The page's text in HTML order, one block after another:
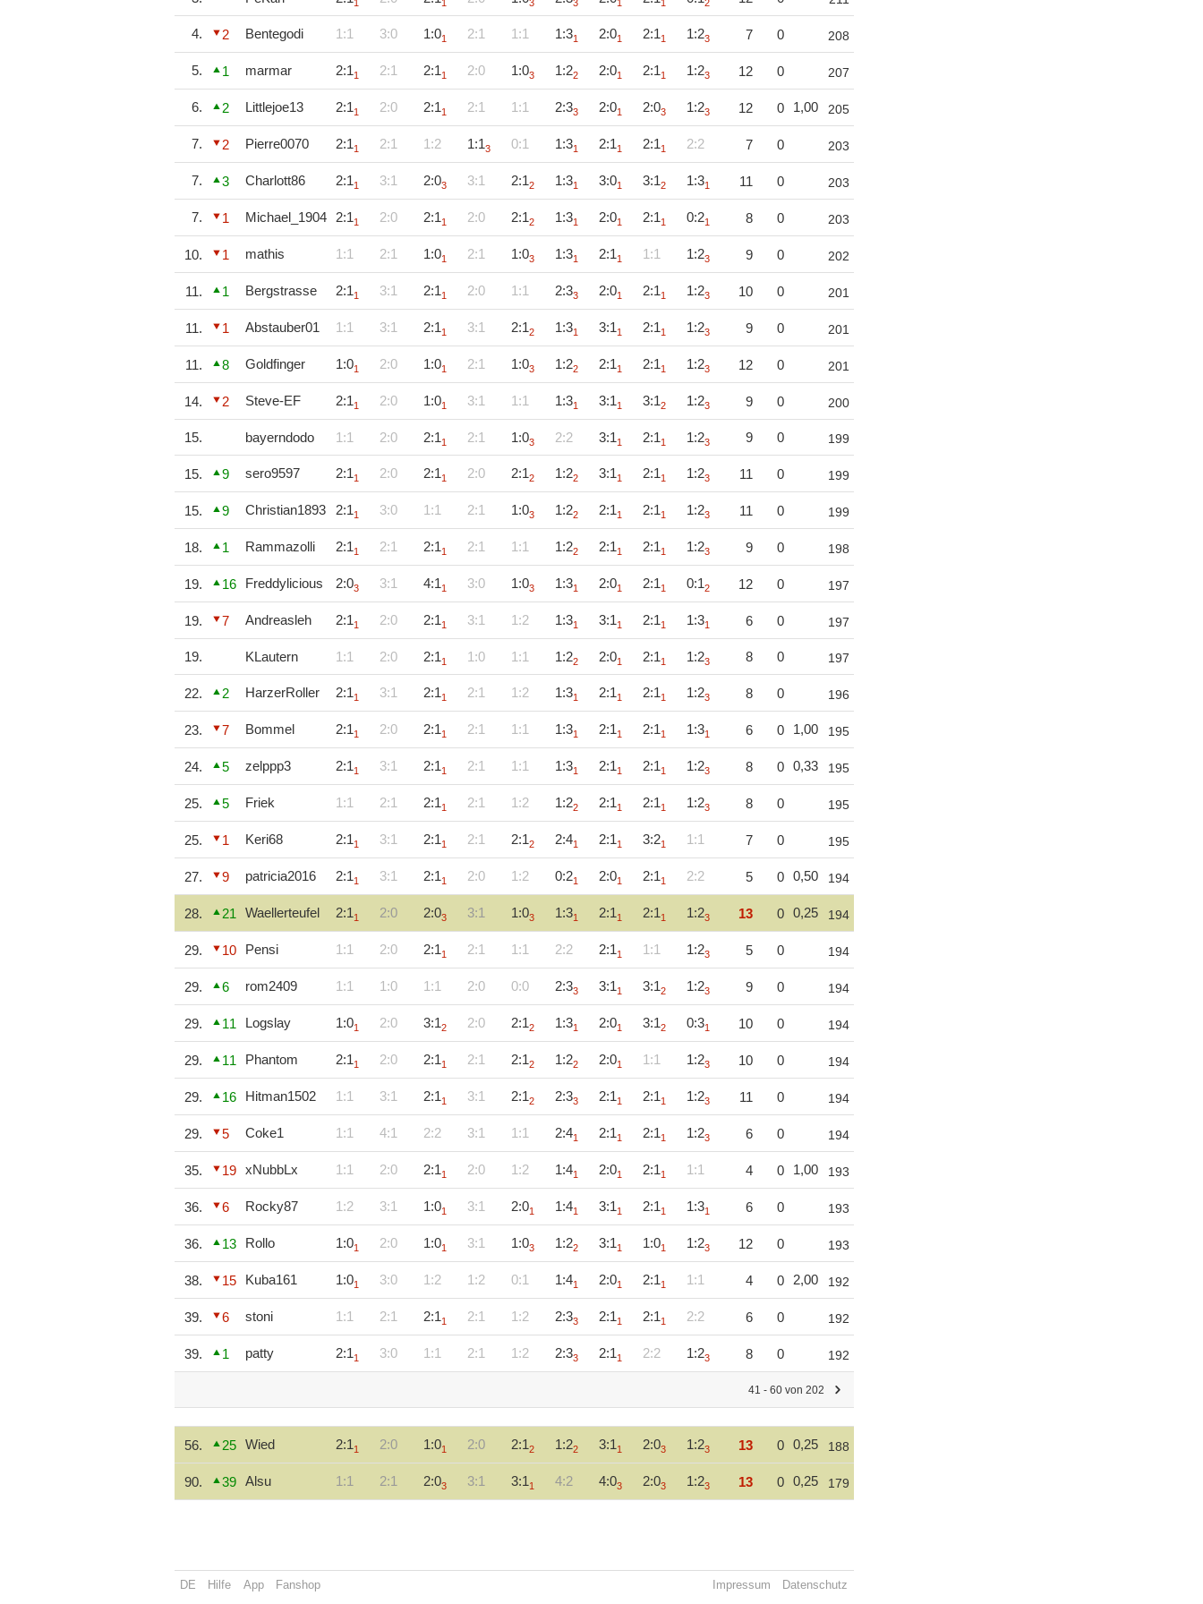
1 1 3 3 1 1 2
4. 2 Bentegodi 1:1 3:0 1:01 2:1 1:1 1:31 2:01 2:11 1:23 7 0 208
5. 1 marmar 2:11 2:1 2:11 2:0 1:03 1:22 2:01 2:11 1:23 12 0 207
6. 2 Littlejoe13 2:11 2:0 2:11 2:1 1:1 2:33 2:01 2:03 1:23 12 0 1,00 205
7. 2 Pierre0070 2:11 2:1 1:2 1:13 0:1 1:31 2:11 2:11 2:2 7 0 203
7. 3 Charlott86 2:11 3:1 2:03 3:1 2:12 1:31 3:01 3:12 1:31 11 0 203
7. 1 Michael_1904 2:11 2:0 2:11 2:0 2:12 1:31 2:01 2:11 0:21 8 0 203
10. 1 mathis 1:1 2:1 1:01 2:1 1:03 1:31 2:11 1:1 1:23 9 0 202
11. 1 Bergstrasse 2:11 3:1 2:11 2:0 1:1 2:33 2:01 2:11 1:23 10 0 201
11. 1 Abstauber01 1:1 3:1 2:11 3:1 2:12 1:31 3:11 2:11 1:23 9 0 201
11. 8 Goldfinger 1:01 2:0 1:01 2:1 1:03 1:22 2:11 2:11 1:23 12 0 201
14. 2 Steve-EF 2:11 2:0 1:01 3:1 1:1 1:31 3:11 3:12 1:23 9 0 200
15. bayerndodo 1:1 2:0 2:11 2:1 1:03 2:2 3:11 2:11 1:23 9 0 199
15. 9 sero9597 2:11 2:0 2:11 2:0 2:12 1:22 3:11 2:11 1:23 11 0 199
15. 9 Christian1893 2:11 3:0 1:1 2:1 1:03 1:22 2:11 2:11 1:23 11 0 199
18. 1 Rammazolli 2:11 2:1 2:11 2:1 1:1 1:22 2:11 2:11 1:23 9 0 198
19. 16 Freddylicious 2:03 3:1 4:11 3:0 1:03 1:31 2:01 2:11 0:12 12 0 197
19. 7 Andreasleh 2:11 2:0 2:11 3:1 1:2 1:31 3:11 2:11 1:31 6 0 197
19. KLautern 1:1 2:0 2:11 1:0 1:1 1:22 2:01 2:11 1:23 8 0 197
22. 2 HarzerRoller 2:11 3:1 2:11 2:1 1:2 1:31 2:11 2:11 1:23 8 0 196
23. 7 Bommel 2:11 2:0 2:11 2:1 1:1 1:31 2:11 2:11 1:31 6 0 1,00 195
24. 5 zelppp3 2:11 3:1 2:11 2:1 1:1 1:31 2:11 2:11 1:23 8 0 0,33 195
25. 5 Friek 1:1 2:1 2:11 2:1 1:2 1:22 2:11 2:11 1:23 8 0 195
25. 1 Keri68 2:11 3:1 2:11 2:1 2:12 2:41 2:11 3:21 1:1 7 0 195
27. 9 patricia2016 2:11 3:1 2:11 2:0 1:2 0:21 2:01 2:11 2:2 5 0 0,50 194
28. 21 Waellerteufel 2:1 1 2:0 2:03 3:1 1:03 1:31 2:1 1 2:1 1 1:23 13 0 0,25 194
29. 10 Pensi 1:1 2:0 2:11 2:1 1:1 2:2 2:11 1:1 1:23 5 0 194
29. 6 rom2409 1:1 1:0 1:1 2:0 0:0 2:33 3:11 3:12 1:23 9 0 194
29. 11 Logslay 1:01 2:0 3:12 2:0 2:12 1:31 2:01 3:12 0:31 10 0 194
29. 11 Phantom 2:11 2:0 2:11 2:1 2:12 1:22 2:01 1:1 1:23 10 0 194
29. 16 Hitman1502 1:1 3:1 2:11 3:1 2:12 2:33 2:11 2:11 1:23 11 0 194
29. 5 Coke1 1:1 4:1 2:2 3:1 1:1 2:41 2:11 2:11 1:23 6 0 194
35. 19 xNubbLx 1:1 2:0 2:11 2:0 1:2 1:41 2:01 2:11 1:1 4 0 1,00 193
36. 6 Rocky87 1:2 3:1 1:01 3:1 2:01 1:41 3:11 2:11 1:31 6 0 193
36. 13 Rollo 1:01 2:0 1:01 3:1 1:03 1:22 3:11 1:01 1:23 12 0 193
38. 15 Kuba161 1:01 3:0 1:2 1:2 0:1 1:41 2:01 2:11 1:1 4 0 2,00 192
39. 6 stoni 1:1 2:1 2:11 2:1 1:2 2:33 2:11 2:11 2:2 6 0 192
39. 1 patty 2:11 3:0 1:1 2:1 1:2 2:33 2:11 2:2 1:23 8 0 192
41 - 60 von 202
56. 25 Wied 2:1 1 2:0 1:01 2:0 2:1 2 1:22 3:1 1 2:03 1:23 13 0 0,25 188
90. 39 Alsu 1:1 2:1 2:03 3:1 3:1 1 4:2 4:03 2:03 1:23 13 0 0,25 179
DE Hilfe App Fanshop Impressum Datenschutz